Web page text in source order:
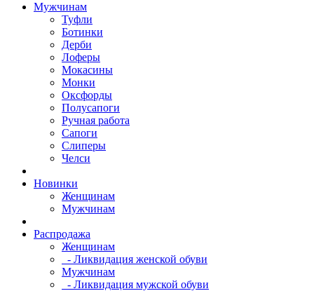
Мужчинам
Туфли
Ботинки
Дерби
Лоферы
Мокасины
Монки
Оксфорды
Полусапоги
Ручная работа
Сапоги
Слиперы
Челси
Новинки
Женщинам
Мужчинам
Распродажа
Женщинам
- Ликвидация женской обуви
Мужчинам
- Ликвидация мужской обуви